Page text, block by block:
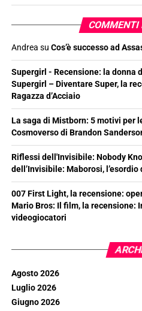
COMMENTI
Andrea su Cos’è successo ad
Supergirl - Recensione: la donna
Supergirl – Diventare Super, la
Ragazza d’Acciaio
La saga di Mistborn: 5 motivi per
Cosmoverso di Brandon
Riflessi dell'Invisibile: Nobody
dell’Invisibile: Maborosi, l’esordio
007 First Light, la recensione:
Mario Bros: Il film, la recensione:
videogiocatori
Agosto 2026
Luglio 2026
Giugno 2026